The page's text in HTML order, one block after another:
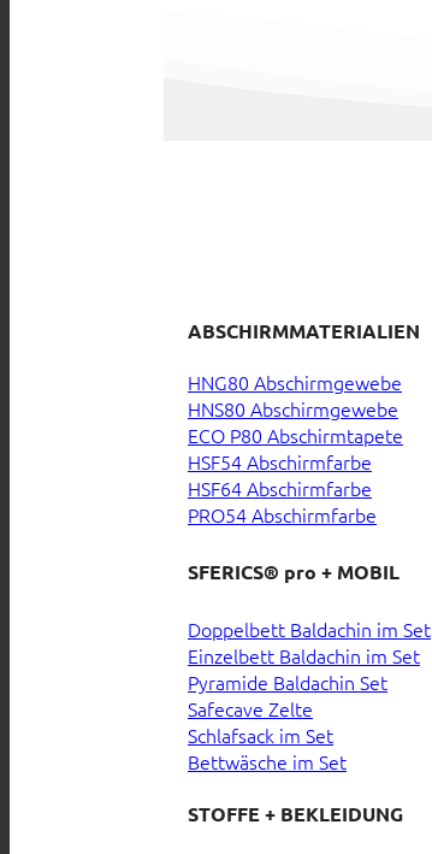
ABSCHIRMMATERIALIEN
HNG80 Abschirmgewebe
HNS80 Abschirmgewebe
ECO P80 Abschirmtapete
HSF54 Abschirmfarbe
HSF64 Abschirmfarbe
PRO54 Abschirmfarbe
SFERICS® pro + MOBIL
Doppelbett Baldachin im Set
Einzelbett Baldachin im Set
Pyramide Baldachin Set
Safecave Zelte
Schlafsack im Set
Bettwäsche im Set
STOFFE + BEKLEIDUNG